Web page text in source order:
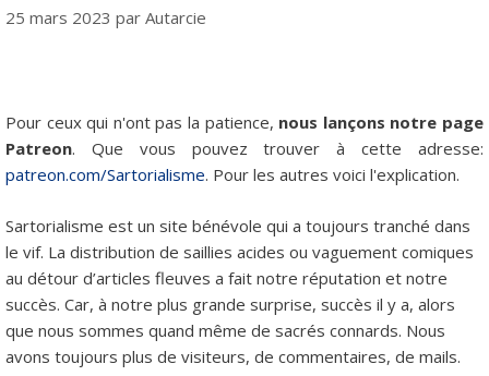
25 mars 2023 par Autarcie
Pour ceux qui n'ont pas la patience, nous lançons notre page
Patreon. Que vous pouvez trouver à cette adresse:
patreon.com/Sartorialisme. Pour les autres voici l'explication.
Sartorialisme est un site bénévole qui a toujours tranché dans
le vif. La distribution de saillies acides ou vaguement comiques
au détour d’articles fleuves a fait notre réputation et notre
succès. Car, à notre plus grande surprise, succès il y a, alors
que nous sommes quand même de sacrés connards. Nous
avons toujours plus de visiteurs, de commentaires, de mails.